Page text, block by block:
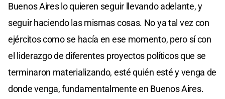
Buenos Aires lo quieren seguir llevando adelante, y
seguir haciendo las mismas cosas. No ya tal vez con
ejércitos como se hacía en ese momento, pero sí con
el liderazgo de diferentes proyectos políticos que se
terminaron materializando, esté quién esté y venga de
donde venga, fundamentalmente en Buenos Aires.